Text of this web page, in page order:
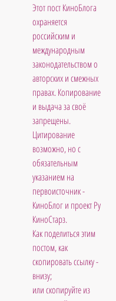
Этот пост КиноБлога
охраняется
российским и
международным
законодательством о
авторских и смежных
правах. Копирование
и выдача за своё
запрещены.
Цитирование
возможно, но с
обязательным
указанием на
первоисточник -
КиноБлог и проект Ру
КиноСтарз.
Как поделиться этим
постом, как
скопировать ссылку -
внизу;
или скопируйте из